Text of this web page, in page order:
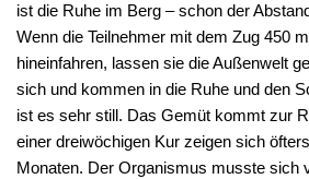
ist die Ruhe im Berg – schon der
Wenn die Teilnehmer mit dem Zug 450
hineinfahren, lassen sie die Außenwelt
sich und kommen in die Ruhe und den
ist es sehr still. Das Gemüt kommt zur
einer dreiwöchigen Kur zeigen sich
Monaten. Der Organismus musste sich